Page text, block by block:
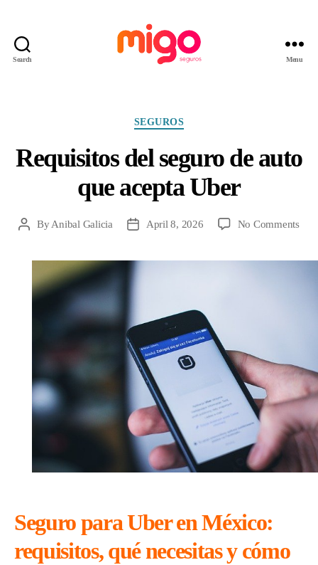
Search Menu
Categories
SEGUROS
Requisitos del seguro de auto
que acepta Uber
PostByAnibal Galicia
PostApril 8, 2026 No Commentson
Seguro para Uber en México:
requisitos, qué necesitas y cómo